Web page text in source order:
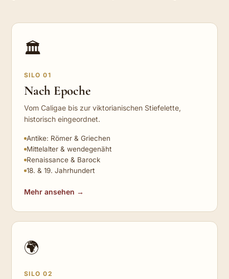
🏛️
SILO 01
Nach Epoche
Vom Caligae bis zur viktorianischen Stiefelette,
historisch eingeordnet.
Antike: Römer & Griechen
Mittelalter & wendegenäht
Renaissance & Barock
18. & 19. Jahrhundert
Mehr ansehen →
🌍
SILO 02